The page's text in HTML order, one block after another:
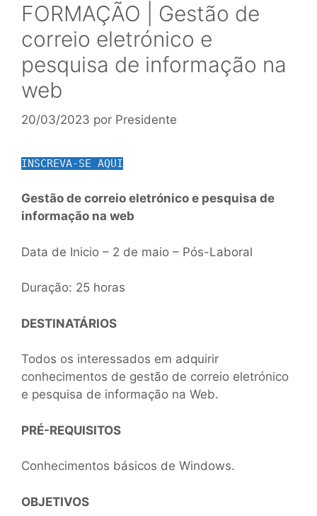
FORMAÇÃO | Gestão de
correio eletrónico e
pesquisa de informação na
web
20/03/2023 por Presidente
INSCREVA-SE AQUI
Gestão de correio eletrónico e pesquisa de
informação na web
Data de Inicio – 2 de maio – Pós-Laboral
Duração: 25 horas
DESTINATÁRIOS
Todos os interessados em adquirir
conhecimentos de gestão de correio eletrónico
e pesquisa de informação na Web.
PRÉ-REQUISITOS
Conhecimentos básicos de Windows.
OBJETIVOS